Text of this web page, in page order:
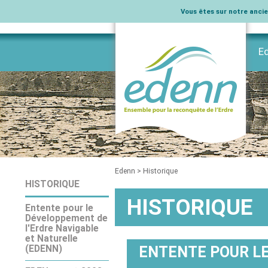
Vous êtes sur notre
Edenn > Historique
HISTORIQUE
ENTENTE POUR
HISTORIQUE
Entente pour le
Développement de
l'Erdre Navigable
et Naturelle
(EDENN)